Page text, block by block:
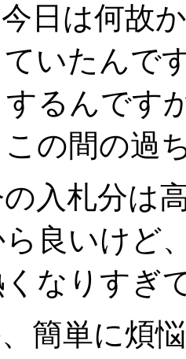
日は何故
いたんで
るんです
の間の過
の入札分は
良いけど
なりすぎ
簡単に煩